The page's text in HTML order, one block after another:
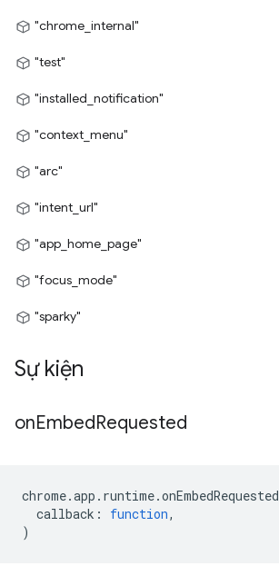
"chrome_internal"
"test"
"installed_notification"
"context_menu"
"arc"
"intent_url"
"app_home_page"
"focus_mode"
"sparky"
Sự kiện
onEmbedRequested
chrome.app . runtime.onEmbedRequested
callback : function,
)